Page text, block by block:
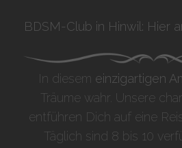
BDSM-Club in Hinwil: Hier
In diesem einzigartigen
Träume wahr. Unsere
entführen Dich auf eine
Täglich sind 8 bis 10